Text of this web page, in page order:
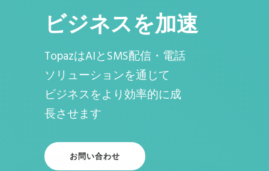
ビジネスを加速
TopazはAIとSMS配信・電話
ソリューションを通じて
ビジネスをより効率的に成
長させます
お問い合わせ